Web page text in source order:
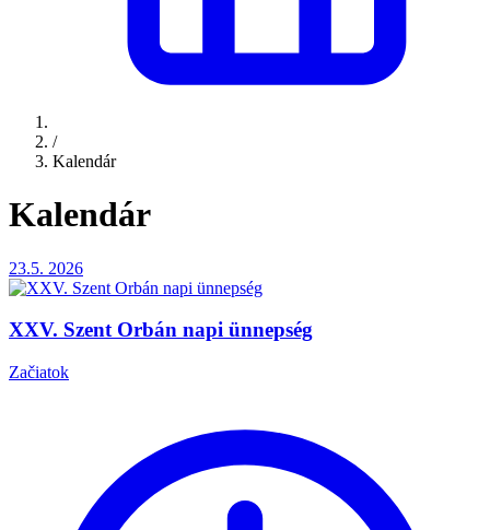
/
Kalendár
Kalendár
23.5. 2026
XXV. Szent Orbán napi ünnepség
Začiatok